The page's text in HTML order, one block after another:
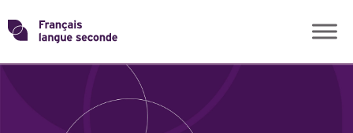
Skip
toTransformons
THÈMES